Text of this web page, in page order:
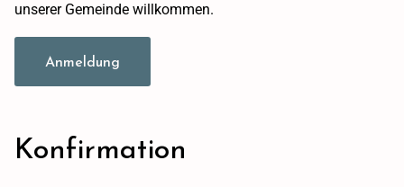
unserer Gemeinde willkommen.
Anmeldung
Konfirmation